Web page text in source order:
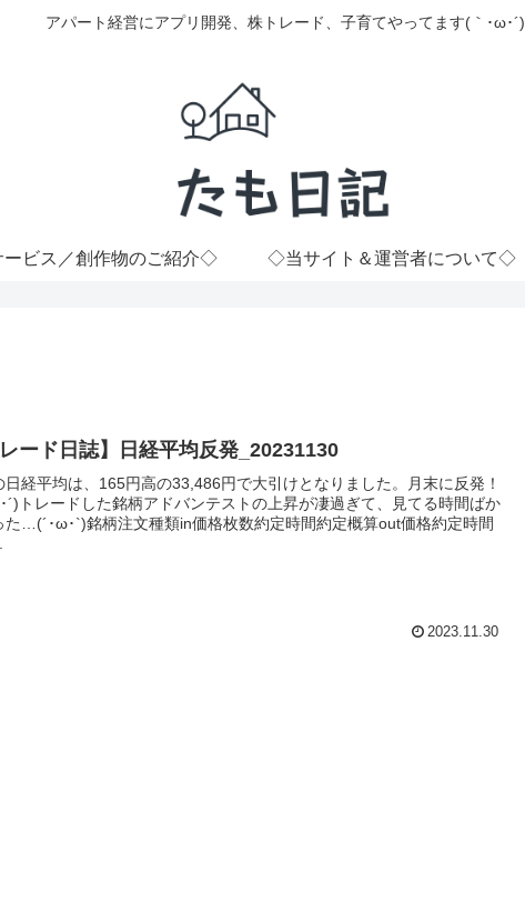
アパート経営にアプリ開発、株トレード、子育てやってます(｀･ω･´)
ビス／創作物のご紹介◇ ◇当サイト＆運営者について◇
レード日誌】日経平均反発_20231130
日経平均は、165円高の33,486円で大引けとなりました。月末に反発！
´)トレードした銘柄アドバンテストの上昇が凄過ぎて、見てる時間ばか
た…(´･ω･`)銘柄注文種類in価格枚数約定時間約定概算out価格約定時間
2023.11.30